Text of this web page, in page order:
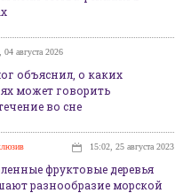
04 августа 2026
объяснил, о каких
может говорить
во сне
15:02, 25 августа 2023
фруктовые деревья
разнообразие морской